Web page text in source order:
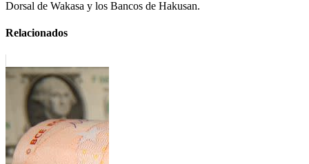
Dorsal de Wakasa y los Bancos de Hakusan.
Relacionados